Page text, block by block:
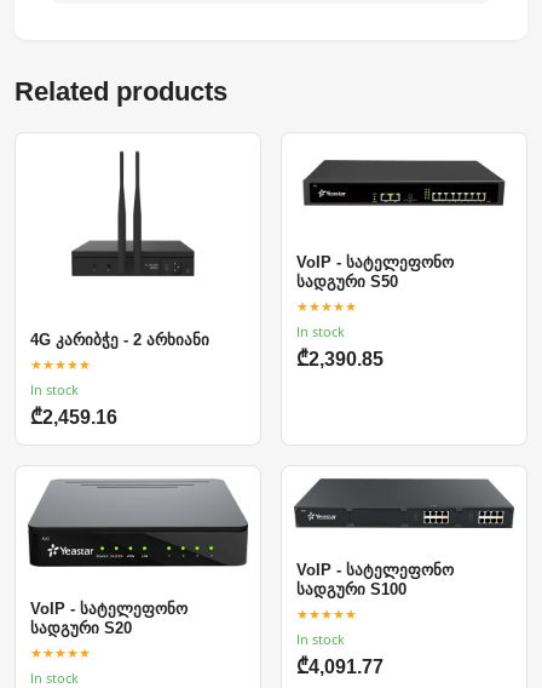
Related products
4G კარიბჭე - 2 არხიანი
★★★★★
In stock
₾2,459.16
VoIP - სატელეფონო
სადგური S50
★★★★★
In stock
₾2,390.85
VoIP - სატელეფონო
სადგური S20
★★★★★
In stock
VoIP - სატელეფონო
სადგური S100
★★★★★
In stock
₾4,091.77